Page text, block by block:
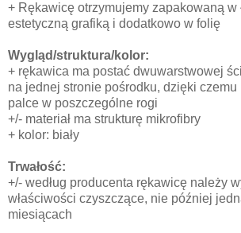
+ Rękawicę otrzymujemy zapakowaną w
estetyczną grafiką i dodatkowo w folię
Wygląd/struktura/kolor:
+ rękawica ma postać dwuwarstwowej
na jednej stronie pośrodku, dzięki czemu
palce w poszczególne rogi
+/- materiał ma strukturę mikrofibry
+ kolor: biały
Trwałość:
+/- według producenta rękawicę należy
właściwości czyszczące, nie później
miesiącach